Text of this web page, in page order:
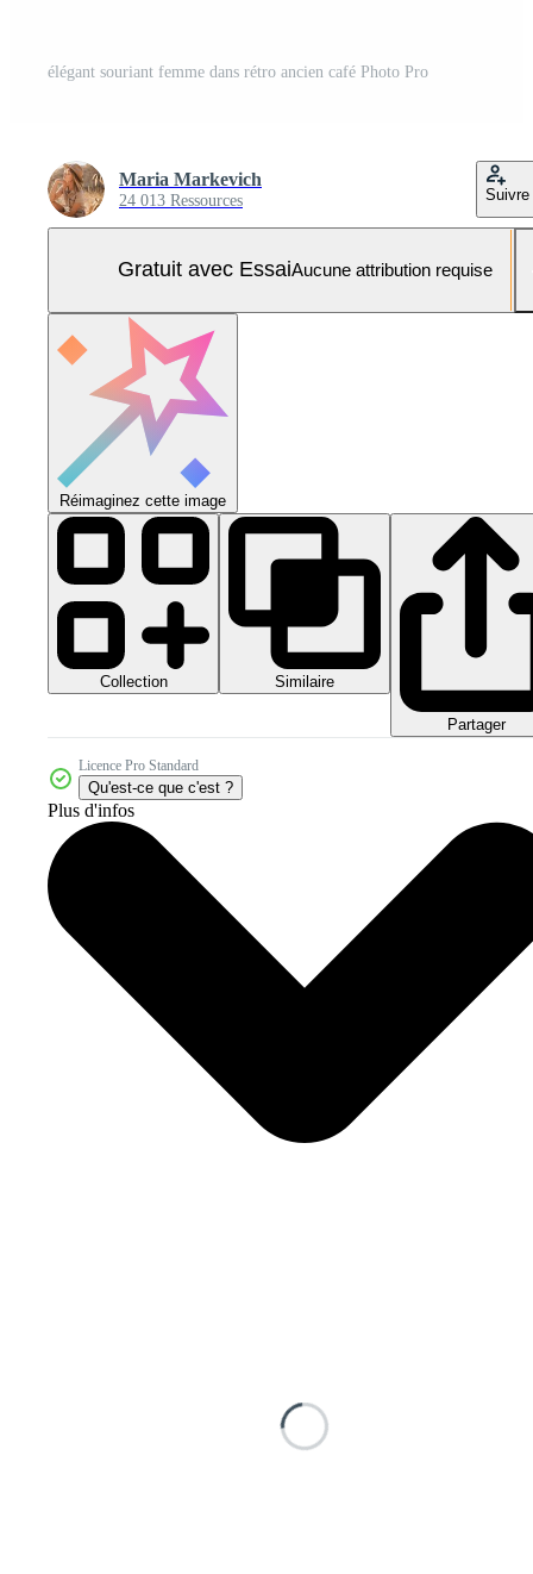
élégant souriant femme dans rétro ancien café Photo Pro
Maria Markevich
24 013 Ressources Suivre
Gratuit avec EssaiAucune attribution requise
Réimaginez cette image
Collection Similaire
Partager
Licence Pro Standard
Qu'est-ce que c'est ?
Plus d'infos